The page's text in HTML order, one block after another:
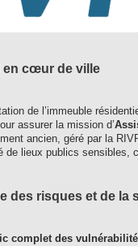
en cœur de ville
de l’immeuble
assurer la mission d’
ancien, géré par la
de lieux publics sensibles,
des risques et de la
complet des